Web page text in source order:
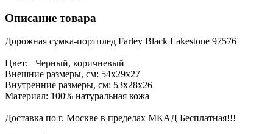
Описание товара
Дорожная сумка-портплед Farley Black Lakestone 97576
Цвет: Черный, коричневый
Внешние размеры, см: 54х29х27
Внутренние размеры, см: 53х28х26
Материал: 100% натуральная кожа
Доставка по г. Москве в пределах МКАД Бесплатная!!!